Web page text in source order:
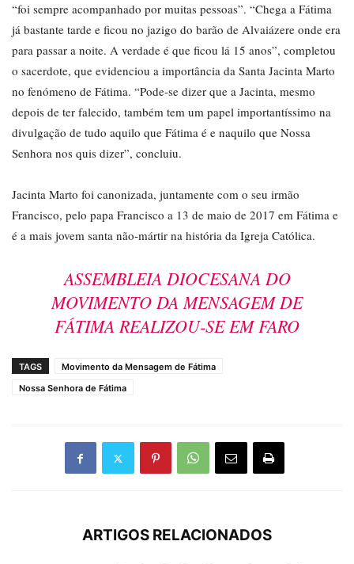
“foi sempre acompanhado por muitas pessoas”. “Chega a Fátima
já bastante tarde e ficou no jazigo do barão de Alvaiázere onde era
para passar a noite. A verdade é que ficou lá 15 anos”, completou
o sacerdote, que evidenciou a importância da Santa Jacinta Marto
no fenómeno de Fátima. “Pode-se dizer que a Jacinta, mesmo
depois de ter falecido, também tem um papel importantíssimo na
divulgação de tudo aquilo que Fátima é e naquilo que Nossa
Senhora nos quis dizer”, concluiu.
Jacinta Marto foi canonizada, juntamente com o seu irmão
Francisco, pelo papa Francisco a 13 de maio de 2017 em Fátima e
é a mais jovem santa não-mártir na história da Igreja Católica.
ASSEMBLEIA DIOCESANA DO
MOVIMENTO DA MENSAGEM DE
FÁTIMA REALIZOU-SE EM FARO
TAGS
Movimento da Mensagem de Fátima
Nossa Senhora de Fátima
ARTIGOS RELACIONADOS